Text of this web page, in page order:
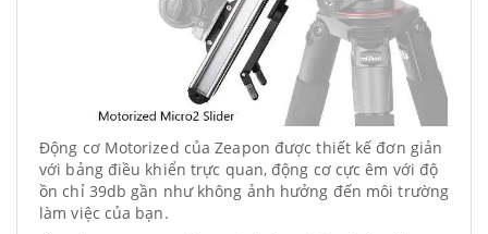
Động cơ Motorized của Zeapon được thiết kế đơn giản
với bảng điều khiển trực quan, động cơ cực êm với độ
ồn chỉ 39db gần như không ảnh hưởng đến môi trường
làm việc của bạn.